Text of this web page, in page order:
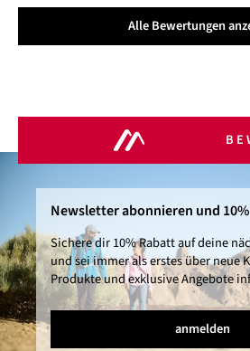
Alle Bewertungen
Newsletter abonnieren und
Sichere dir 10% Rabatt auf deine
und sei immer als erstes über neue
Produkte und exklusive Angebote
anmelden